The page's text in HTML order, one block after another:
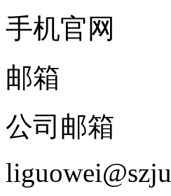
手机官网
邮箱
公司邮箱